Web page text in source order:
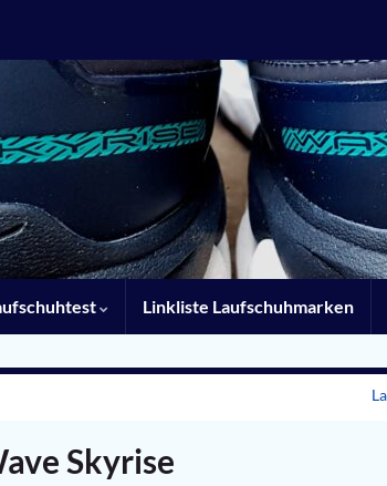
Linkliste Laufschuhmarken
Skyrise